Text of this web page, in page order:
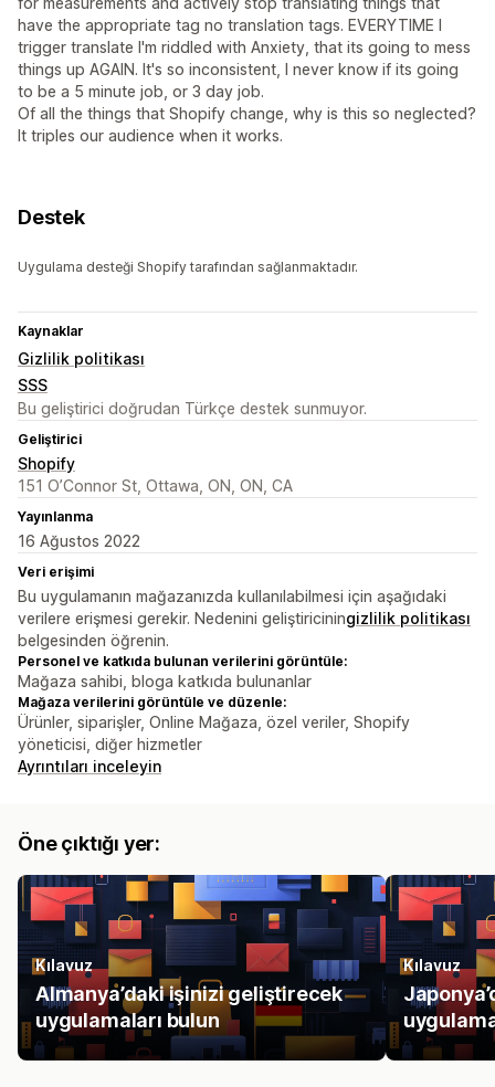
have the appropriate tag no translation tags. EVERYTIME I
trigger translate I'm riddled with Anxiety, that its going to mess
things up AGAIN. It's so inconsistent, I never know if its going
to be a 5 minute job, or 3 day job.
Of all the things that Shopify change, why is this so neglected?
It triples our audience when it works.
Destek
Uygulama desteği Shopify tarafından sağlanmaktadır.
Kaynaklar
Gizlilik politikası
SSS
Bu geliştirici doğrudan Türkçe destek sunmuyor.
Geliştirici
Shopify
151 O’Connor St, Ottawa, ON, ON, CA
Yayınlanma
16 Ağustos 2022
Veri erişimi
Bu uygulamanın mağazanızda kullanılabilmesi için aşağıdaki
verilere erişmesi gerekir. Nedenini geliştiriciningizlilik politikası
belgesinden öğrenin.
Personel ve katkıda bulunan verilerini görüntüle:
Mağaza sahibi, bloga katkıda bulunanlar
Mağaza verilerini görüntüle ve düzenle:
Ürünler, siparişler, Online Mağaza, özel veriler, Shopify
yöneticisi, diğer hizmetler
Ayrıntıları inceleyin
Öne çıktığı yer:
Kılavuz
Almanya’daki işinizi geliştirecek
uygulamaları bulun
Kılavuz